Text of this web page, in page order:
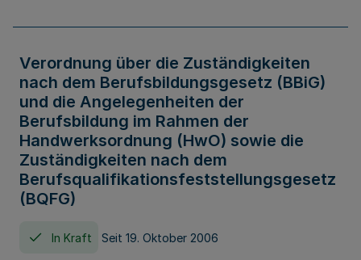
Verordnung über die Zuständigkeiten
nach dem Berufsbildungsgesetz (BBiG)
und die Angelegenheiten der
Berufsbildung im Rahmen der
Handwerksordnung (HwO) sowie die
Zuständigkeiten nach dem
Berufsqualifikationsfeststellungsgesetz
(BQFG)
In Kraft Seit 19. Oktober 2006